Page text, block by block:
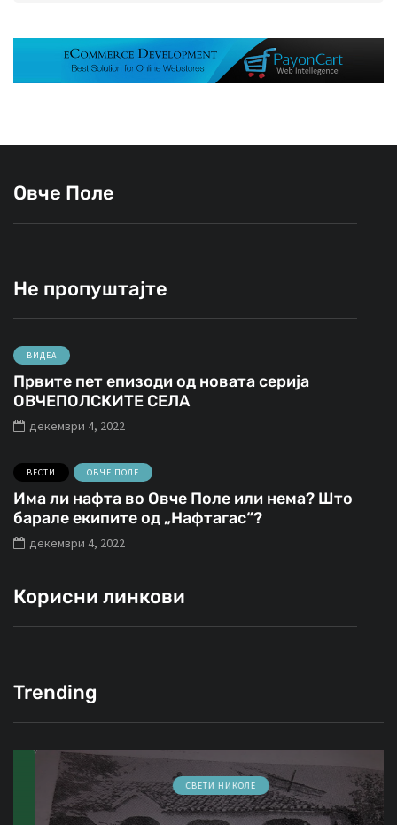
Овче Поле
Не пропуштајте
ВИДЕА
Првите пет епизоди од новата серија
ОВЧЕПОЛСКИТЕ СЕЛА
декември 4, 2022
ВЕСТИ ОВЧЕ ПОЛЕ
Има ли нафта во Овче Поле или нема? Што
барале екипите од „Нафтагас“?
декември 4, 2022
Корисни линкови
Trending
СВЕТИ НИКОЛЕ